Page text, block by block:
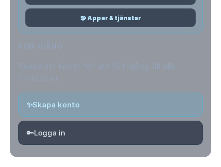
🧩 Appar & tjänster
✨Skapa konto
🔑Logga in